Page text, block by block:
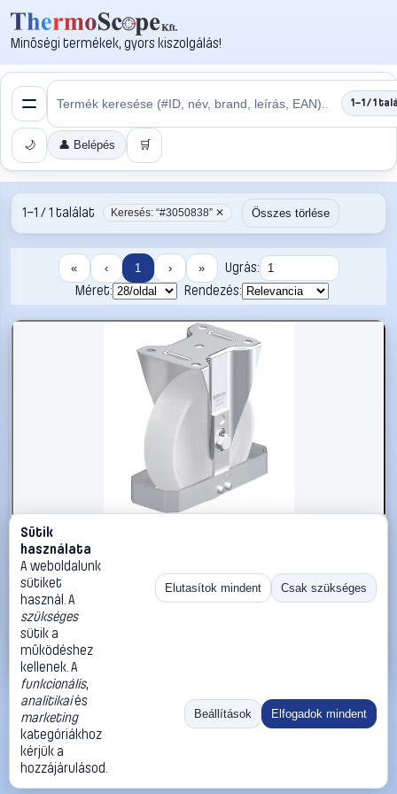
Minőségi termékek, gyors kiszolgálás!
1–1 / 1
🌙 👤 Belépés 🛒
1–1 / 1 találat Keresés: “#3050838” ✕ Összes törlése
« ‹ 1 › »
Ugrás:
Méret:
Rendezés:
#3050838
Blickle 939748 B-PO 175G-FS Acéllemez rögzített görgő
KerékØ: 175 mm Teherbírás (max.): 400 kg 1 db
Blickle Görgők, kerekek
53 990 Ft
Kosárba
«
Ugrás:
Méret:
Rendezés:
©2026
ThermoScope
ÁSZF
Cégbemutató
Sütik
használata
A weboldalunk
sütiket
használ. A
szükséges
sütik a
működéshez
kellenek. A
funkcionális,
analitikaiés
marketing
kategóriákhoz
kérjük a
hozzájárulásod.
Elutasítok mindent Csak szükséges
Beállítások Elfogadok mindent